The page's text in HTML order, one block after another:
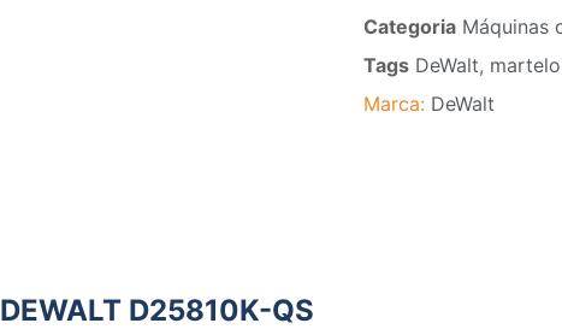
Categoria Máquinas
Tags DeWalt,
Marca: DeWalt
DEWALT D25810K-QS